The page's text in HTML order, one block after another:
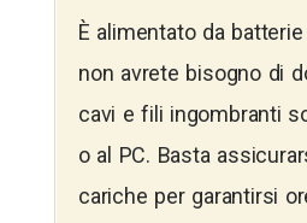
È alimentato da
non avrete bisogno di
cavi e fili ingombranti
o al PC. Basta
cariche per garantirsi